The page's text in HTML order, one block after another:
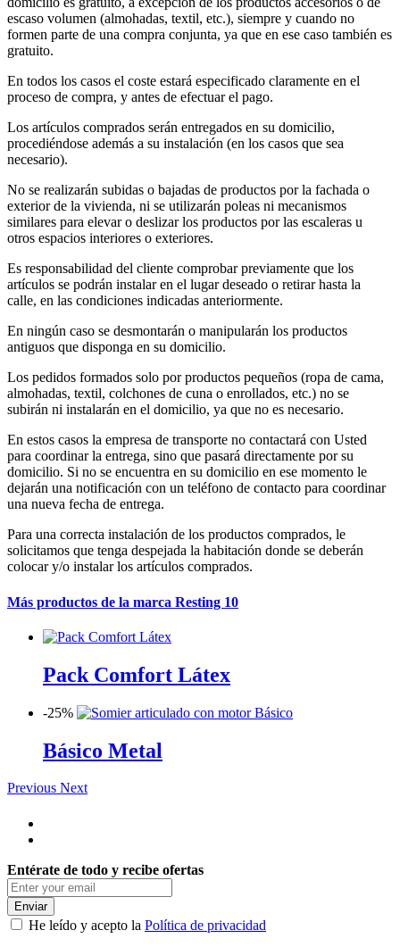
escaso volumen (almohadas, textil, etc.), siempre y cuando no
formen parte de una compra conjunta, ya que en ese caso también es
gratuito.
En todos los casos el coste estará especificado claramente en el
proceso de compra, y antes de efectuar el pago.
Los artículos comprados serán entregados en su domicilio,
procediéndose además a su instalación (en los casos que sea
necesario).
No se realizarán subidas o bajadas de productos por la fachada o
exterior de la vivienda, ni se utilizarán poleas ni mecanismos
similares para elevar o deslizar los productos por las escaleras u
otros espacios interiores o exteriores.
Es responsabilidad del cliente comprobar previamente que los
artículos se podrán instalar en el lugar deseado o retirar hasta la
calle, en las condiciones indicadas anteriormente.
En ningún caso se desmontarán o manipularán los productos
antiguos que disponga en su domicilio.
Los pedidos formados solo por productos pequeños (ropa de cama,
almohadas, textil, colchones de cuna o enrollados, etc.) no se
subirán ni instalarán en el domicilio, ya que no es necesario.
En estos casos la empresa de transporte no contactará con Usted
para coordinar la entrega, sino que pasará directamente por su
domicilio. Si no se encuentra en su domicilio en ese momento le
dejarán una notificación con un teléfono de contacto para coordinar
una nueva fecha de entrega.
Para una correcta instalación de los productos comprados, le
solicitamos que tenga despejada la habitación donde se deberán
colocar y/o instalar los artículos comprados.
Más productos de la marca Resting 10
Pack Comfort Látex
-25%
Básico Metal
Previous Next
Entérate de todo y recibe ofertas
Enviar
He leído y acepto la Política de privacidad